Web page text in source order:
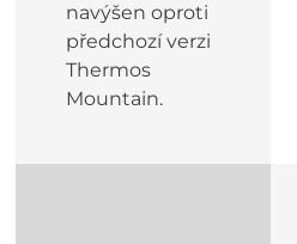
navýšen oproti
předchozí verzi
Thermos
Mountain.